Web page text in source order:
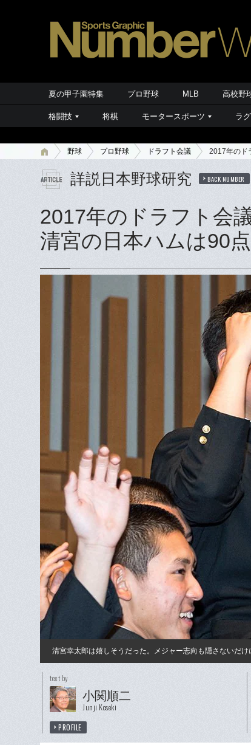
夏の甲子園特集 プロ野球 MLB 高校野
格闘技 将棋 モータースポーツ ラ
野球 プロ野球 ドラフト会議 2017年のド
詳説日本野球研究 BACK NUMBER
2017年のドラフト会
清宮の日本ハムは90
清宮幸太郎は嬉しそうだった。メジャー志向も隠さないだ
text by
小関順二
Junji Koseki
PROFILE